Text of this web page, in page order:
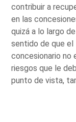
contribuir a
en las
quizá a lo largo
sentido de que el
concesionario no
riesgos que le
punto de vista,